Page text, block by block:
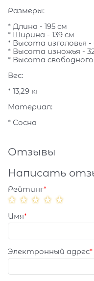
Размеры:
* Длина - 195 см
* Ширина - 139 см
* Высота изголовья -
* Высота изножья -
* Высота
Вес:
* 13,29 кг
Материал:
* Сосна
Отзывы
Написать
Рейтинг
Имя
Электронный адрес